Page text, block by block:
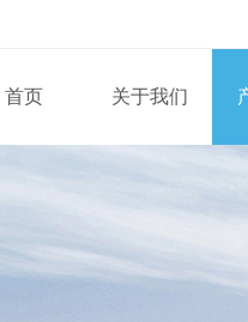
首页 关于我们